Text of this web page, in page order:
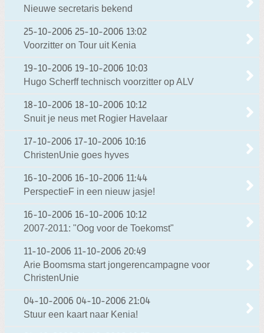
Nieuwe secretaris bekend
25-10-2006 25-10-2006 13:02
Voorzitter on Tour uit Kenia
19-10-2006 19-10-2006 10:03
Hugo Scherff technisch voorzitter op ALV
18-10-2006 18-10-2006 10:12
Snuit je neus met Rogier Havelaar
17-10-2006 17-10-2006 10:16
ChristenUnie goes hyves
16-10-2006 16-10-2006 11:44
PerspectieF in een nieuw jasje!
16-10-2006 16-10-2006 10:12
2007-2011: "Oog voor de Toekomst"
11-10-2006 11-10-2006 20:49
Arie Boomsma start jongerencampagne voor
ChristenUnie
04-10-2006 04-10-2006 21:04
Stuur een kaart naar Kenia!